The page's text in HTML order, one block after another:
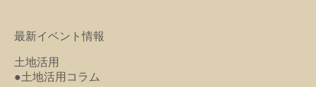
最新イベント情報
土地活用
●土地活用コラム